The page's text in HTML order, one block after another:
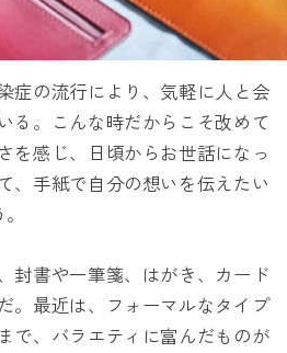
症の流行により、気軽に人と会
る。こんな時だからこそ改めて
を感じ、日頃からお世話になっ
、手紙で自分の想いを伝えたい
封書や一筆箋、はがき、カード
。最近は、フォーマルなタイプ
で、バラエティに富んだものが